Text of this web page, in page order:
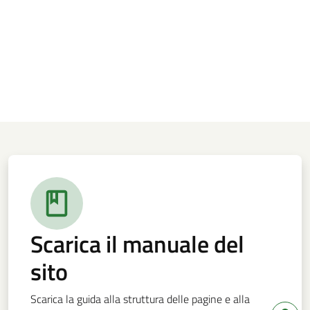
Scarica il manuale del
sito
Scarica la guida alla struttura delle pagine e alla